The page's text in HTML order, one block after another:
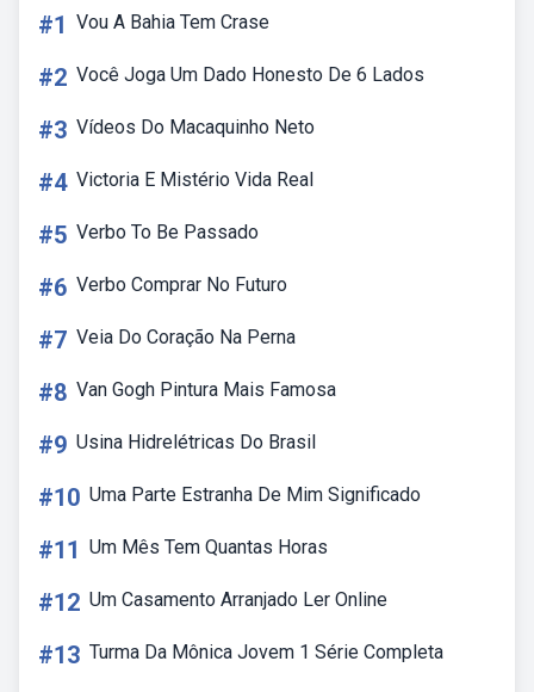
#1 Vou A Bahia Tem Crase
#2 Você Joga Um Dado Honesto De 6 Lados
#3 Vídeos Do Macaquinho Neto
#4 Victoria E Mistério Vida Real
#5 Verbo To Be Passado
#6 Verbo Comprar No Futuro
#7 Veia Do Coração Na Perna
#8 Van Gogh Pintura Mais Famosa
#9 Usina Hidrelétricas Do Brasil
#10 Uma Parte Estranha De Mim Significado
#11 Um Mês Tem Quantas Horas
#12 Um Casamento Arranjado Ler Online
#13 Turma Da Mônica Jovem 1 Série Completa